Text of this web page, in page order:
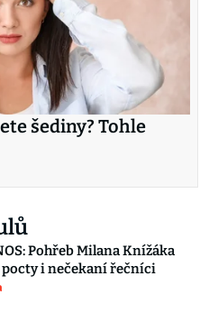
šediny? Tohle
Pohřeb Milana Knížáka
pocty i nečekaní řečníci